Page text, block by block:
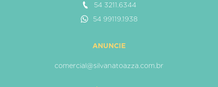
54 3211.6344
54 99119.1938
ANUNCIE
comercial@silvanatoazza.com.br